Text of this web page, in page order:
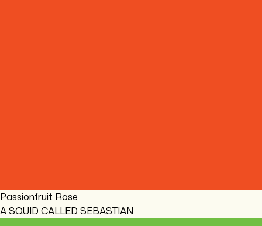
Passionfruit Rose
A SQUID CALLED SEBASTIAN